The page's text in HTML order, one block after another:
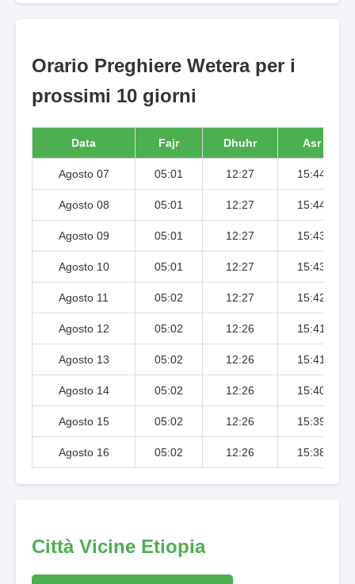
Orario Preghiere Wetera per i
prossimi 10 giorni
Data Fajr Dhuhr Asr
Agosto 07 05:01 12:27 15:44
Agosto 08 05:01 12:27 15:44
Agosto 09 05:01 12:27 15:43
Agosto 10 05:01 12:27 15:43
Agosto 11 05:02 12:27 15:42
Agosto 12 05:02 12:26 15:41
Agosto 13 05:02 12:26 15:41
Agosto 14 05:02 12:26 15:40
Agosto 15 05:02 12:26 15:39
Agosto 16 05:02 12:26 15:38
Città Vicine Etiopia